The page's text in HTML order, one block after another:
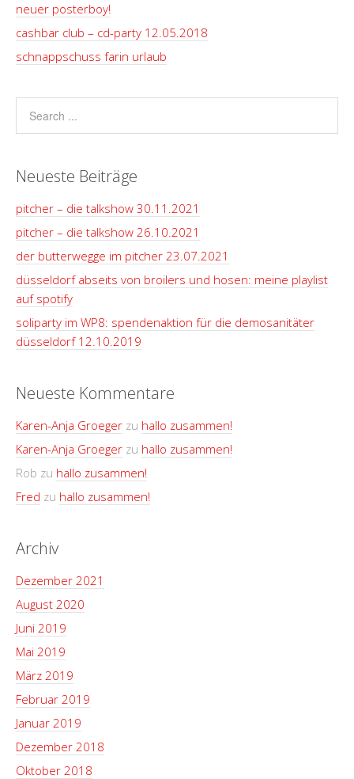
neuer posterboy!
cashbar club – cd-party 12.05.2018
schnappschuss farin urlaub
Neueste Beiträge
pitcher – die talkshow 30.11.2021
pitcher – die talkshow 26.10.2021
der butterwegge im pitcher 23.07.2021
düsseldorf abseits von broilers und hosen: meine playlist
auf spotify
soliparty im WP8: spendenaktion für die demosanitäter
düsseldorf 12.10.2019
Neueste Kommentare
Karen-Anja Groeger zu hallo zusammen!
Karen-Anja Groeger zu hallo zusammen!
Rob zu hallo zusammen!
Fred zu hallo zusammen!
Archiv
Dezember 2021
August 2020
Juni 2019
Mai 2019
März 2019
Februar 2019
Januar 2019
Dezember 2018
Oktober 2018